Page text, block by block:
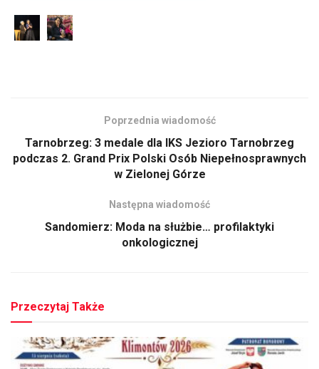
Poprzednia wiadomość
Tarnobrzeg: 3 medale dla IKS Jezioro Tarnobrzeg
podczas 2. Grand Prix Polski Osób Niepełnosprawnych
w Zielonej Górze
Następna wiadomość
Sandomierz: Moda na służbie… profilaktyki
onkologicznej
Przeczytaj Także